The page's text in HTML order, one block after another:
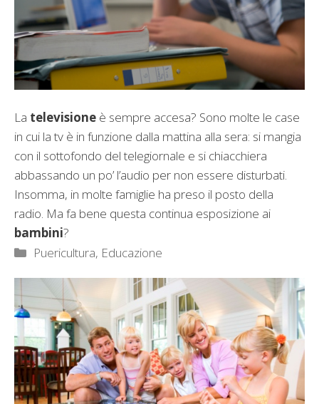
La televisione è sempre accesa? Sono molte le case
in cui la tv è in funzione dalla mattina alla sera: si mangia
con il sottofondo del telegiornale e si chiacchiera
abbassando un po’ l’audio per non essere disturbati.
Insomma, in molte famiglie ha preso il posto della
radio. Ma fa bene questa continua esposizione ai
bambini?
Categorie
Puericultura, Educazione